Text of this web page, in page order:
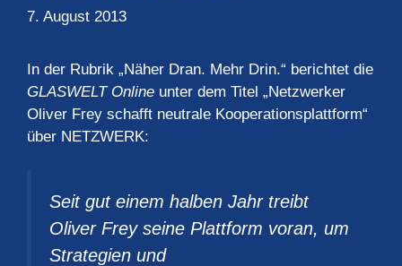
7. August 2013
In der Rubrik „Näher Dran. Mehr Drin.“ berichtet die
GLASWELT Online unter dem Titel „Netzwerker
Oliver Frey schafft neutrale Kooperationsplattform“
über NETZWERK:
Seit gut einem halben Jahr treibt
Oliver Frey seine Plattform voran, um
Strategien und